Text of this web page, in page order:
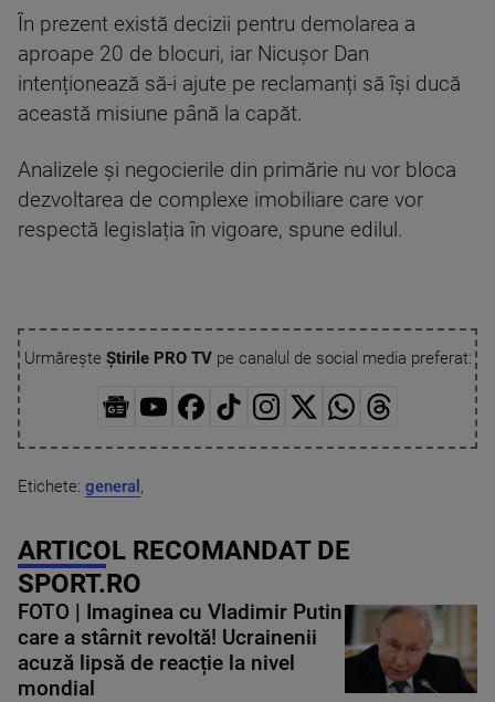
În prezent există decizii pentru demolarea a
aproape 20 de blocuri, iar Nicușor Dan
intenționează să-i ajute pe reclamanți să își ducă
această misiune până la capăt.
Analizele și negocierile din primărie nu vor bloca
dezvoltarea de complexe imobiliare care vor
respectă legislația în vigoare, spune edilul.
Urmărește Știrile PRO TVpe canalul de social media preferat:
Etichete: general ,
ARTICOL RECOMANDAT DE
SPORT.RO
FOTO | Imaginea cu Vladimir Putin
care a stârnit revoltă! Ucrainenii
acuză lipsă de reacție la nivel
mondial